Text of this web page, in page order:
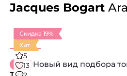
Jacques Bogart
Скидка 19%
Хит
5
13 Новый вид подбора